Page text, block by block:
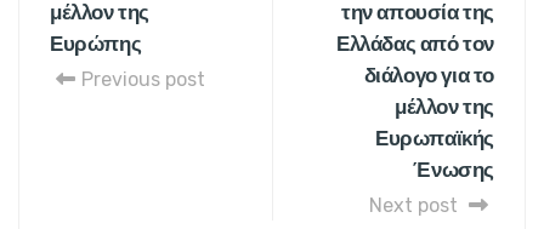
μέλλον της
Ευρώπης
Previous post
την απουσία της
Ελλάδας από τον
διάλογο για το
μέλλον της
Ευρωπαϊκής
Ένωσης
Next post